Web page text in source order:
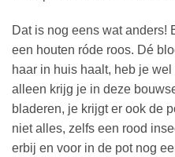
Dat is nog eens wat anders!
een houten róde roos. Dé
haar in huis haalt, heb je
alleen krijg je in deze
bladeren, je krijgt er ook de
niet alles, zelfs een rood
erbij en voor in de pot nog